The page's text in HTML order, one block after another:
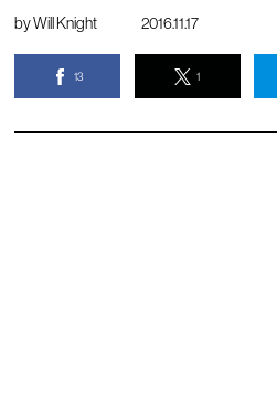
byWill Knight 2016.11.17
13 1